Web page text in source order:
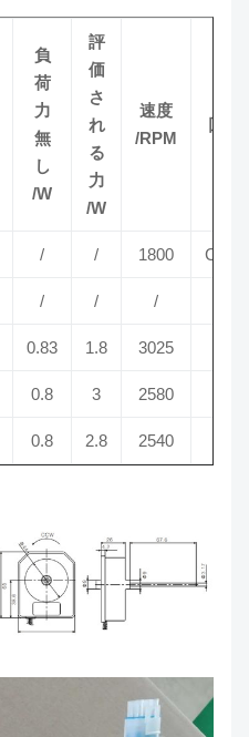
負
荷
力
無
し
/W
評
価
さ
れ
る
力
/W
速度
/RPM
回転
/ / 1800 CCW
/ / /
0.83 1.8 3025
0.8 3 2580
0.8 2.8 2540